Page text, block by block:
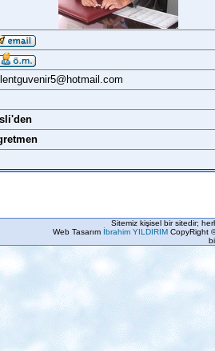
Sitemiz kişisel bir sitedir;
Web Tasarım İbrahim YILDIRIM CopyRight